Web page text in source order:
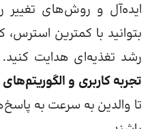
ایده‌آل و روش‌های تغییر
بتوانید با کمترین
رشد تغذیه‌ای هدایت کنید.
تجربه کاربری و
تا والدین به سرعت به